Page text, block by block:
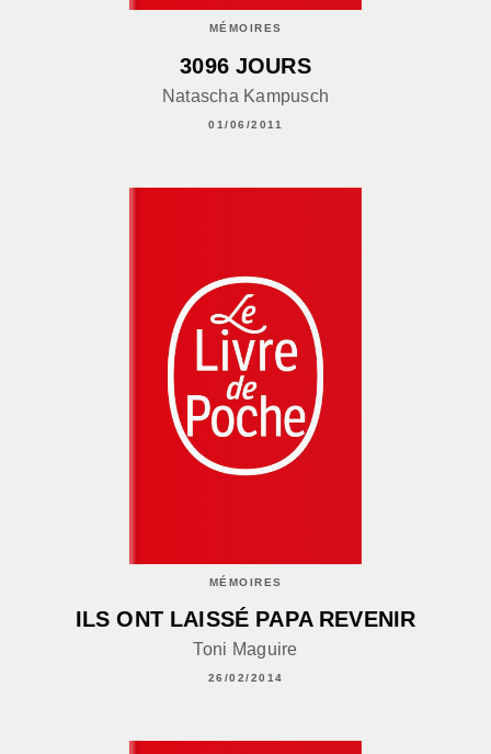
MÉMOIRES
3096 JOURS
Natascha Kampusch
01/06/2011
MÉMOIRES
ILS ONT LAISSÉ PAPA REVENIR
Toni Maguire
26/02/2014